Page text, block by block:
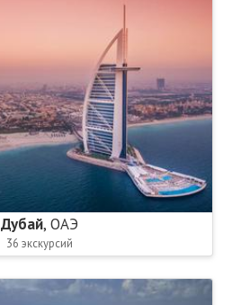
Дубай, ОАЭ
36 экскурсий